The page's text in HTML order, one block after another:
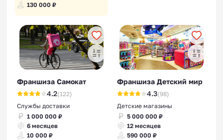
130 000 ₽
Франшиза Самокат
4.2(122)
Службы доставки
1 000 000 ₽
6 месяцев
10 000 ₽
Франшиза Детский мир
4.3(98)
Детские магазины
5 000 000 ₽
12 месяцев
590 000 ₽